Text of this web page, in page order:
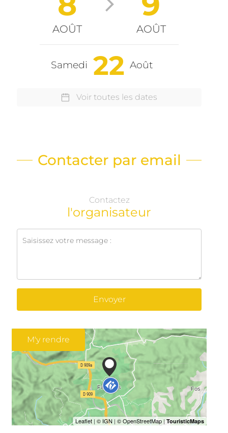
AOÛT AOÛT
Samedi 22 Août
Voir toutes les dates
Contacter par email
Contactez
l'organisateur
Envoyer
M'y rendre